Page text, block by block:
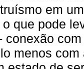
em
que pode
conexão
menos